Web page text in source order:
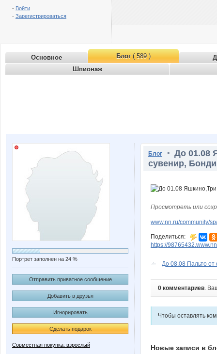
- Войти
- Зарегистрироваться
Основное Блог( 589 )
Шпионаж
Портрет заполнен на 24 %
Отправить приватное сообщение
Добавить в друзья
Игнорировать
Сделать подарок
Совместная покупка: взрослый
Блог > До 01.08
сувенир,
Просмотреть или
www.nn.ru/community/
Поделиться:
https://
До 08.08 Пальто
0 комментариев.
Чтобы оставлять
Новые записи в